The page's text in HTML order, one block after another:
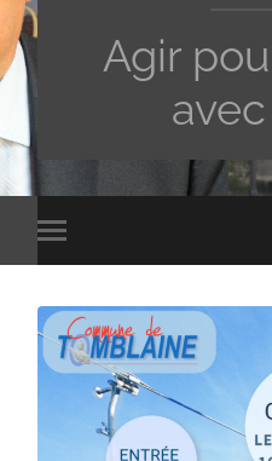
Agir
Toggle
mobile